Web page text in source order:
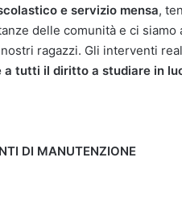
e servizio mensa,
delle comunità e ci
ragazzi. Gli interventi
a tutti il diritto a studiare in
DI MANUTENZIONE